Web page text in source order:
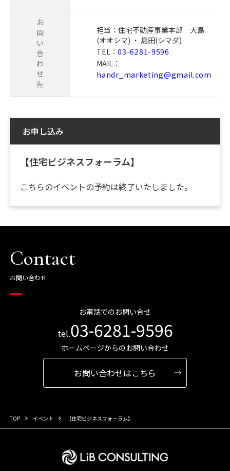
お
問
い
合
わ
せ
先
担当：住宅不動産事業本部 大島
(オオシマ) ・ 島田(シマダ)
TEL：03-6281-9596
MAIL：
handr_marketing@gmail.com
お申し込み
【住宅ビジネスフォーラム】
こちらのイベントの予約は終了いたしました。
Contact
お問い合わせ
お電話でのお問い合せ
tel.03-6281-9596
ホームページからのお問い合わせ
お問い合わせはこちら
TOP イベント 【住宅ビジネスフォーラム】